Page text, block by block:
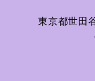
東京都世田